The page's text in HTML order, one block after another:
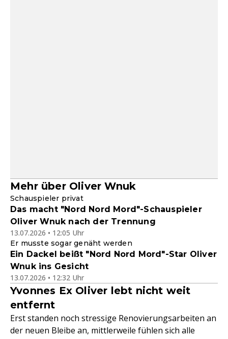
Mehr über Oliver Wnuk
Schauspieler privat
Das macht "Nord Nord Mord"-Schauspieler
Oliver Wnuk nach der Trennung
13.07.2026 • 12:05 Uhr
Er musste sogar genäht werden
Ein Dackel beißt "Nord Nord Mord"-Star Oliver
Wnuk ins Gesicht
13.07.2026 • 12:32 Uhr
Yvonnes Ex Oliver lebt nicht weit
entfernt
Erst standen noch stressige Renovierungsarbeiten an
der neuen Bleibe an, mittlerweile fühlen sich alle